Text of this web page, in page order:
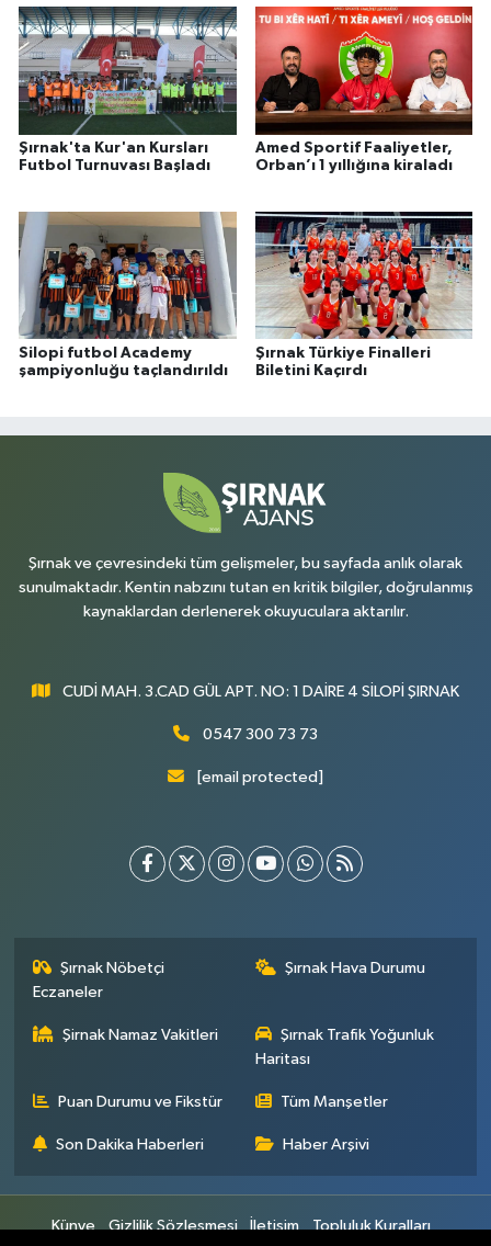
Şırnak'ta Kur'an Kursları
Futbol Turnuvası Başladı
Amed Sportif Faaliyetler,
Orban’ı 1 yıllığına kiraladı
Silopi futbol Academy
şampiyonluğu taçlandırıldı
Şırnak Türkiye Finalleri
Biletini Kaçırdı
Şırnak ve çevresindeki tüm gelişmeler, bu sayfada anlık olarak
sunulmaktadır. Kentin nabzını tutan en kritik bilgiler, doğrulanmış
kaynaklardan derlenerek okuyuculara aktarılır.
CUDİ MAH. 3.CAD GÜL APT. NO: 1 DAİRE 4 SİLOPİ ŞIRNAK
0547 300 73 73
[email protected]
Şırnak Nöbetçi
Eczaneler
Şırnak Hava Durumu
Şirnak Namaz Vakitleri
Şırnak Trafik Yoğunluk
Haritası
Puan Durumu ve Fikstür Tüm Manşetler
Son Dakika Haberleri Haber Arşivi
Künye Gizlilik Sözleşmesi İletişim
Topluluk Kuralları